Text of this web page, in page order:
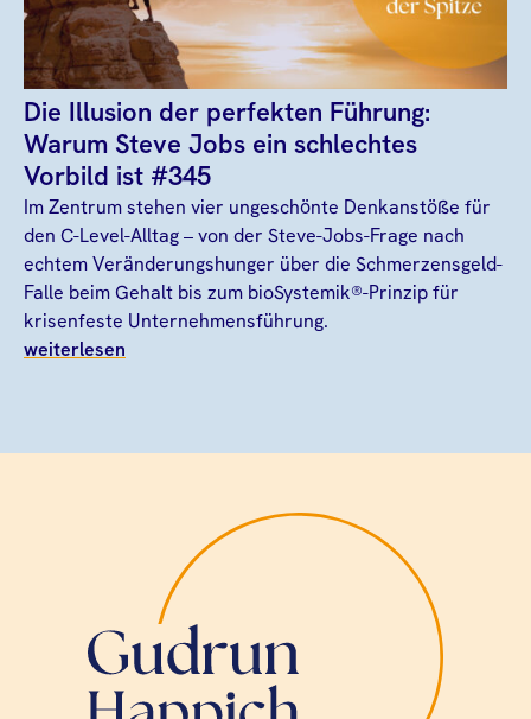
Die Illusion der perfekten Führung:
Warum Steve Jobs ein schlechtes
Vorbild ist #345
Im Zentrum stehen vier ungeschönte Denkanstöße für
den C-Level-Alltag – von der Steve-Jobs-Frage nach
echtem Veränderungshunger über die Schmerzensgeld-
Falle beim Gehalt bis zum bioSystemik®-Prinzip für
krisenfeste Unternehmensführung.
weiterlesen